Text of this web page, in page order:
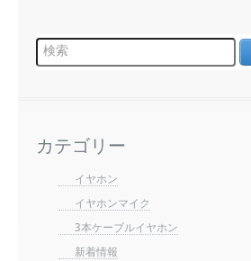
カテゴリー
イヤホン
イヤホンマイク
3本ケーブルイヤホン
新着情報